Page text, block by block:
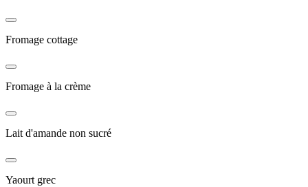
Fromage cottage
Fromage à la crème
Lait d'amande non sucré
Yaourt grec